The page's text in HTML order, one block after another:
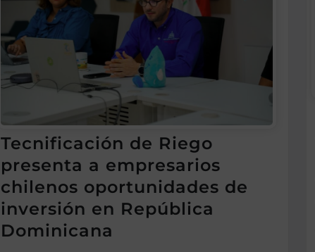
Tecnificación de Riego
presenta a empresarios
chilenos oportunidades de
inversión en República
Dominicana